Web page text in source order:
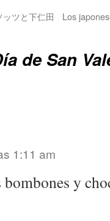
ツと下仁田
Los
de San
1:11 am
y